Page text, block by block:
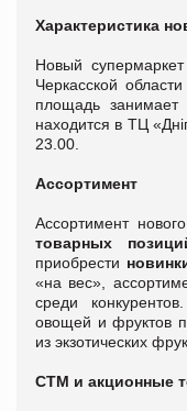
Характеристика
Новый
Черкасской
площадь
находится в ТЦ
23.00.
Ассортимент
Ассортимент
товарных
приобрести
«на вес»,
среди
овощей и фруктов
из экзотических
СТМ и акционные